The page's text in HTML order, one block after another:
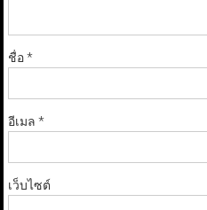
ชื่อ*
อีเมล *
เว็บไซต์